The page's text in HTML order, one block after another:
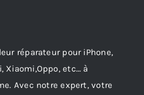
réparateur pour iPhone,
Xiaomi,Oppo, etc… à
Avec notre expert, votre